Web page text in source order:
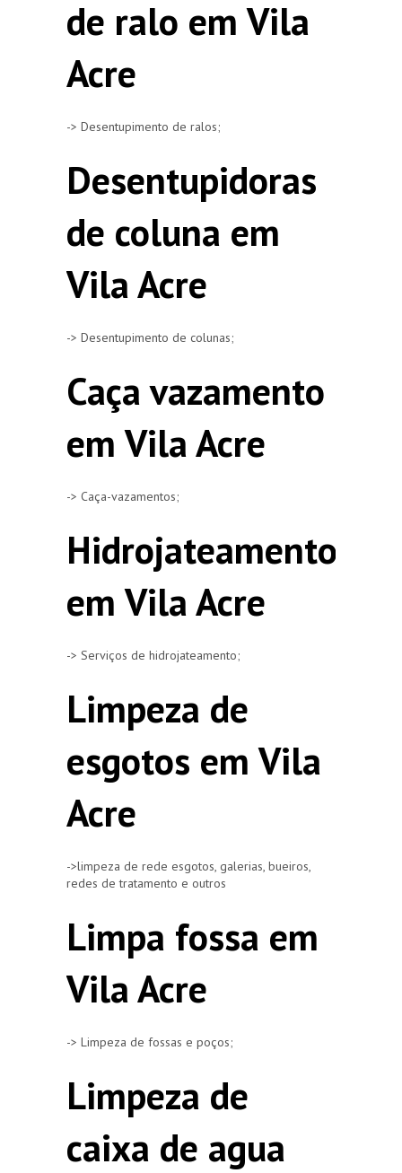
de ralo em Vila
Acre
-> Desentupimento de ralos;
Desentupidoras
de coluna em
Vila Acre
-> Desentupimento de colunas;
Caça vazamento
em Vila Acre
-> Caça-vazamentos;
Hidrojateamento
em Vila Acre
-> Serviços de hidrojateamento;
Limpeza de
esgotos em Vila
Acre
->limpeza de rede esgotos, galerias, bueiros,
redes de tratamento e outros
Limpa fossa em
Vila Acre
-> Limpeza de fossas e poços;
Limpeza de
caixa de agua